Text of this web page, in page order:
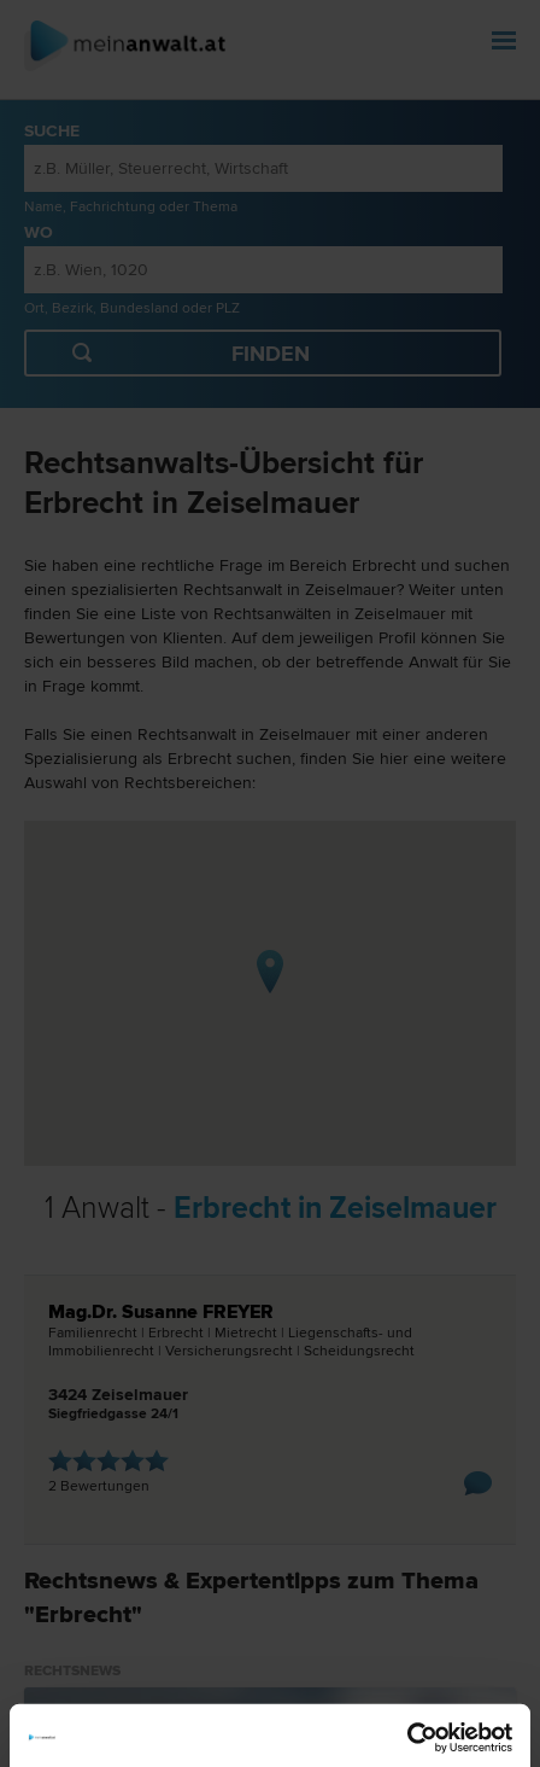
SUCHE
Name, Fachrichtung oder Thema
WO
Ort, Bezirk, Bundesland oder PLZ
Rechtsanwalts-Übersicht für
Erbrecht in Zeiselmauer
Sie haben eine rechtliche Frage im Bereich Erbrecht und suchen
einen spezialisierten Rechtsanwalt in Zeiselmauer? Weiter unten
finden Sie eine Liste von Rechtsanwälten in Zeiselmauer mit
Bewertungen von Klienten. Auf dem jeweiligen Profil können Sie
sich ein besseres Bild machen, ob der betreffende Anwalt für Sie
in Frage kommt.
Falls Sie einen Rechtsanwalt in Zeiselmauer mit einer anderen
Spezialisierung als Erbrecht suchen, finden Sie hier eine weitere
Auswahl von Rechtsbereichen:
1 Anwalt - Erbrecht in Zeiselmauer
Mag.Dr. Susanne FREYER
Familien­recht | Erb­recht | Miet­recht | Liegenschafts- und
Immobilien­recht | Versicherungs­recht | Scheidungs­recht
3424 Zeiselmauer
Siegfriedgasse 24/1
2 Bewertungen
Rechtsnews & Expertentipps zum Thema
"Erbrecht"